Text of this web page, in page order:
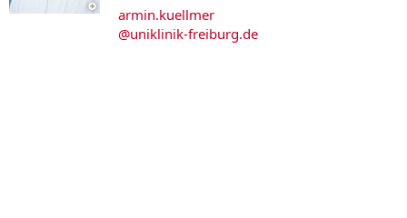
armin.kuellmer
@uniklinik-freiburg.de